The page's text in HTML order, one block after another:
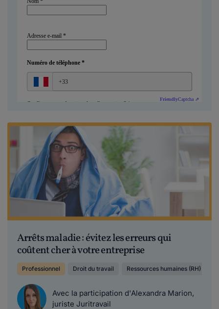
Arrêts maladie : évitez les erreurs qui
coûtent cher à votre entreprise
Professionnel Droit du travail Ressources humaines (RH)
Avec la participation d'Alexandra Marion,
juriste Juritravail